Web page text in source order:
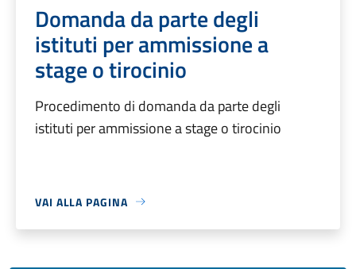
Domanda da parte degli
istituti per ammissione a
stage o tirocinio
Procedimento di domanda da parte degli
istituti per ammissione a stage o tirocinio
VAI ALLA PAGINA